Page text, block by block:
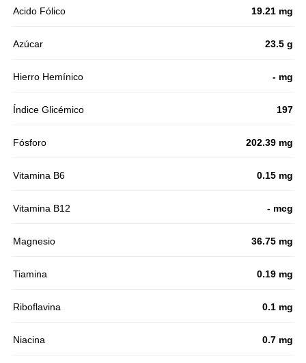
Acido Fólico 19.21 mg
Azúcar 23.5 g
Hierro Hemínico - mg
Índice Glicémico 197
Fósforo 202.39 mg
Vitamina B6 0.15 mg
Vitamina B12 - mcg
Magnesio 36.75 mg
Tiamina 0.19 mg
Riboflavina 0.1 mg
Niacina 0.7 mg